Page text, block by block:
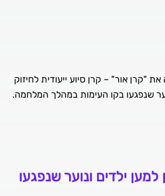
"קרן אור" – קרן סיוע ייעודית לחיזוק
שנפגעו בקו העימות במהלך המלחמה.
ילדים ונוער שנפגעו